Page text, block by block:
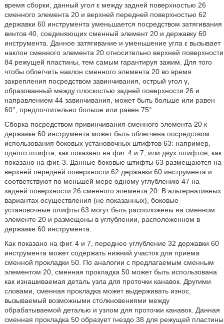
время сборки, данный угол ε между задней поверхностью 26
сменного элемента 20 и верхней передней поверхностью 62
державки 60 инструмента уменьшается посредством затягивания
винтов 40, соединяющих сменный элемент 20 и державку 60
инструмента. Данное затягивание и уменьшение угла ε вызывает
наклон сменного элемента 20 относительно верхней поверхности
84 режущей пластины, тем самым гарантируя зажим. Для того
чтобы облегчить наклон сменного элемента 20 во время
закрепления посредством завинчивания, острый угол γ,
образованный между плоскостью задней поверхности 26 и
направлением 44 завинчивания, может быть больше или равен
60°, предпочтительно больше или равен 75°.
Сборка посредством привинчивания сменного элемента 20 к
державке 60 инструмента может быть облегчена посредством
использования боковых установочных штифтов 63: например,
одного штифта, как показано на фиг. 4 и 7, или двух штифтов, как
показано на фиг. 3. Данные боковые штифты 63 размещаются на
верхней передней поверхности 62 державки 60 инструмента и
соответствуют по меньшей мере одному углублению 47 на
задней поверхности 26 сменного элемента 20. В альтернативных
вариантах осуществления (не показанных), боковые
установочные штифты 63 могут быть расположены на сменном
элементе 20 и размещены в углублении, расположенном в
державке 60 инструмента.
Как показано на фиг. 4 и 7, переднее углубление 32 державки 60
инструмента может содержать нижний участок для приема
сменной прокладки 50. По аналогии с предлагаемым сменным
элементом 20, сменная прокладка 50 может быть использована
как изнашиваемая деталь узла для проточки канавок. Другими
словами, сменная прокладка может выдерживать износ,
вызываемый возможными столкновениями между
обрабатываемой деталью и узлом для проточки канавок. Данная
сменная прокладка 50 образует гнездо 38 для режущей пластины